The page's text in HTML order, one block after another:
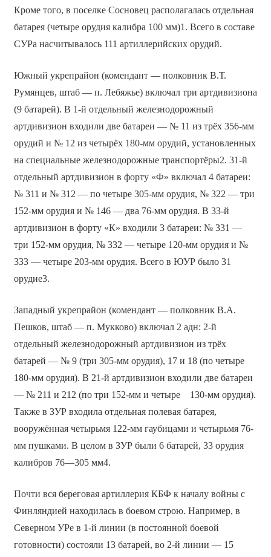
Кроме того, в поселке Сосновец располагалась отдельная
батарея (четыре орудия калибра 100 мм)1. Всего в составе
СУРа насчитывалось 111 артиллерийских орудий.
Южный укрепрайон (комендант — полковник В.Т.
Румянцев, штаб — п. Лебяжье) включал три артдивизиона
(9 батарей). В 1-й отдельный железнодорожный
артдивизион входили две батареи — № 11 из трёх 356-мм
орудий и № 12 из четырёх 180-мм орудий, установленных
на специальные железнодорожные транспортёры2. 31-й
отдельный артдивизион в форту «Ф» включал 4 батареи:
№ 311 и № 312 — по четыре 305-мм орудия, № 322 — три
152-мм орудия и № 146 — два 76-мм орудия. В 33-й
артдивизион в форту «К» входили 3 батареи: № 331 —
три 152-мм орудия, № 332 — четыре 120-мм орудия и №
333 — четыре 203-мм орудия. Всего в ЮУР было 31
орудие3.
Западный укрепрайон (комендант — полковник В.А.
Пешков, штаб — п. Мукково) включал 2 адн: 2-й
отдельный железнодорожный артдивизион из трёх
батарей — № 9 (три 305-мм орудия), 17 и 18 (по четыре
180-мм орудия). В 21-й артдивизион входили две батареи
— № 211 и 212 (по три 152-мм и четыре 130-мм орудия).
Также в ЗУР входила отдельная полевая батарея,
вооружённая четырьмя 122-мм гаубицами и четырьмя 76-
мм пушками. В целом в ЗУР были 6 батарей, 33 орудия
калибров 76—305 мм4.
Почти вся береговая артиллерия КБФ к началу войны с
Финляндией находилась в боевом строю. Например, в
Северном УРе в 1-й линии (в постоянной боевой
готовности) состояли 13 батарей, во 2-й линии — 15